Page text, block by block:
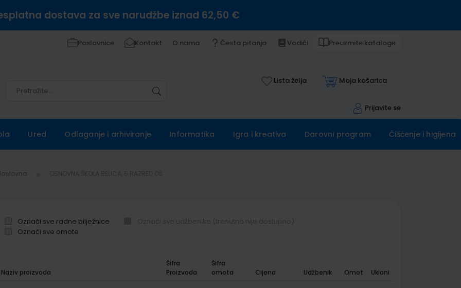
dostava za sve narudžbe iznad 62,50 €
Poslovnice Kontakt O nama Česta pitanja Vodiči Preuzmite kataloge
Lista želja Moja košarica
Prijavite se
Ured Odlaganje i arhiviranje Informatika Igra i kreativa Darovni program Čišćenje i higijena
Označi sve radne bilježnice
Označi sve omote
Naziv proizvoda
Šifra
Proizvoda
Šifra
omota
Cijena Udžbenik Omot Ukloni